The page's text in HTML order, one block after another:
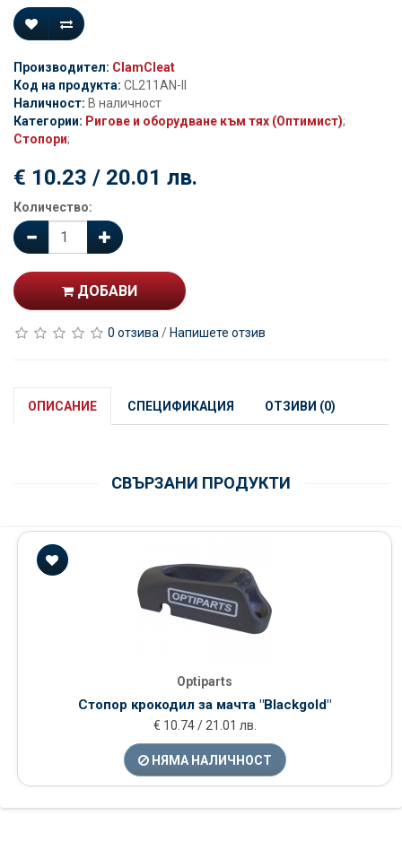
Производител: ClamCleat
Код на продукта: CL211AN-II
Наличност: В наличност
Категории: Ригове и оборудване към тях (Оптимист);
Стопори;
€ 10.23 / 20.01 лв.
Количество:
ДОБАВИ
0 отзива / Напишете отзив
ОПИСАНИЕ СПЕЦИФИКАЦИЯ ОТЗИВИ (0)
СВЪРЗАНИ ПРОДУКТИ
Optiparts
Стопор крокодил за мачта "Blackgold"
€ 10.74 / 21.01 лв.
НЯМА НАЛИЧНОСТ